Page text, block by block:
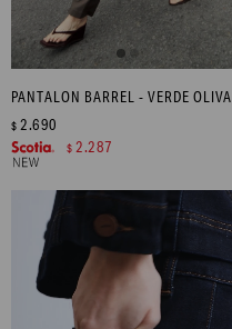
PANTALON BARREL - VERDE OLIVA
$ 2.690
$ 2.287